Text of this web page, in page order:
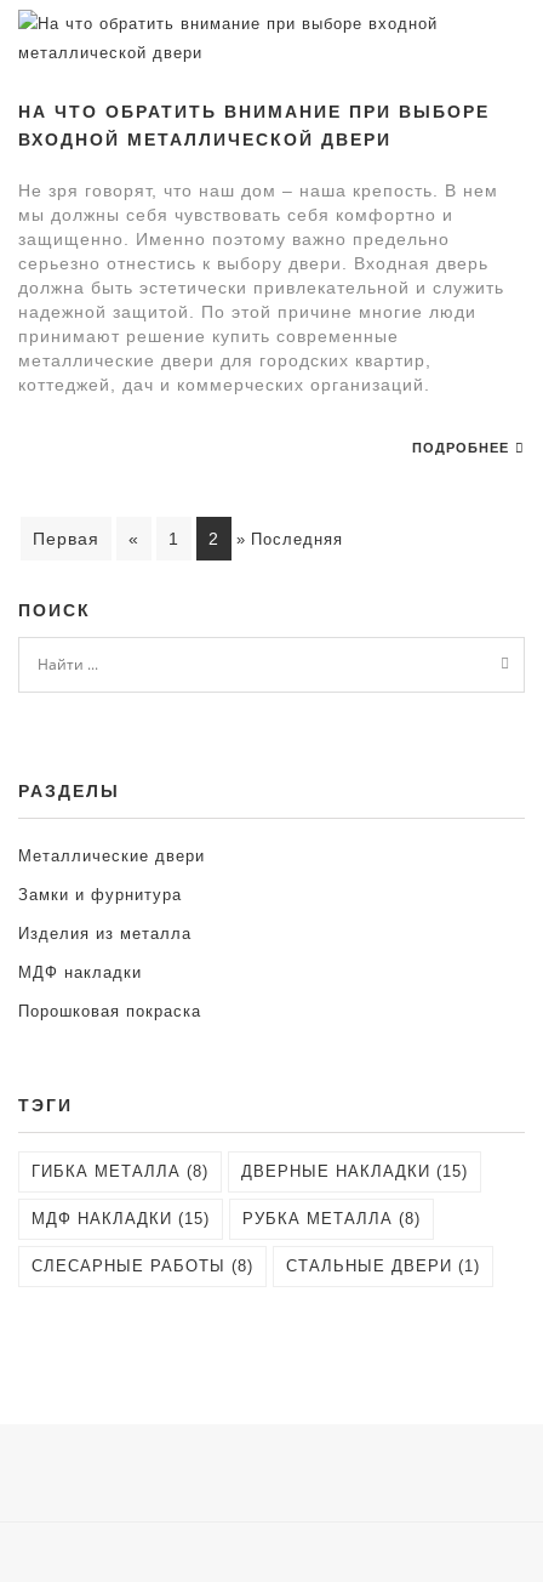
НА ЧТО ОБРАТИТЬ ВНИМАНИЕ ПРИ ВЫБОРЕ
ВХОДНОЙ МЕТАЛЛИЧЕСКОЙ ДВЕРИ
Не зря говорят, что наш дом – наша крепость. В нем
мы должны себя чувствовать себя комфортно и
защищенно. Именно поэтому важно предельно
серьезно отнестись к выбору двери. Входная дверь
должна быть эстетически привлекательной и служить
надежной защитой. По этой причине многие люди
принимают решение купить современные
металлические двери для городских квартир,
коттеджей, дач и коммерческих организаций.
ПОДРОБНЕЕ
Первая « 1 2 » Последняя
ПОИСК
РАЗДЕЛЫ
Металлические двери
Замки и фурнитура
Изделия из металла
МДФ накладки
Порошковая покраска
ТЭГИ
ГИБКА МЕТАЛЛА (8) ДВЕРНЫЕ НАКЛАДКИ (15)
МДФ НАКЛАДКИ (15) РУБКА МЕТАЛЛА (8)
СЛЕСАРНЫЕ РАБОТЫ (8) СТАЛЬНЫЕ ДВЕРИ (1)